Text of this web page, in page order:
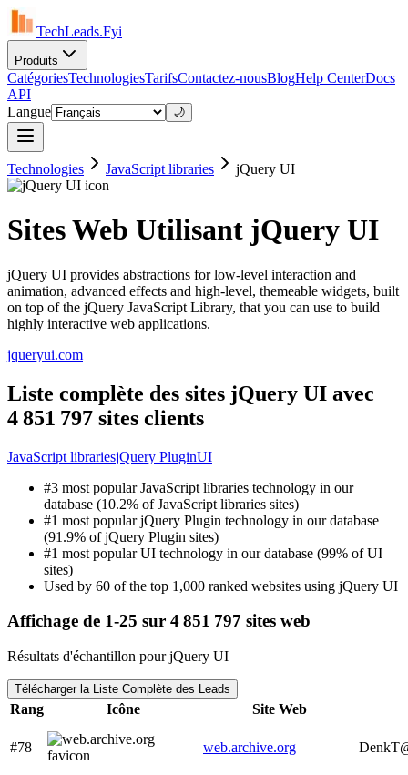
TechLeads.Fyi
Produits
CatégoriesTechnologiesTarifsContactez-nousBlogHelp CenterDocs
API
Langue
🌙
Technologies JavaScript libraries jQuery UI
Sites Web Utilisant jQuery UI
jQuery UI provides abstractions for low-level interaction and
animation, advanced effects and high-level, themeable widgets, built
on top of the jQuery JavaScript Library, that you can use to build
highly interactive web applications.
jqueryui.com
Liste complète des sites jQuery UI avec
4 851 797 sites clients
JavaScript librariesjQuery PluginUI
#3 most popular JavaScript libraries technology in our
database (10.2% of JavaScript libraries sites)
#1 most popular jQuery Plugin technology in our database
(91.9% of jQuery Plugin sites)
#1 most popular UI technology in our database (99% of UI
sites)
Used by 60 of the top 1,000 ranked websites using jQuery UI
Affichage de 1-25 sur 4 851 797 sites web
Résultats d'échantillon pour jQuery UI
Télécharger la Liste Complète des Leads
Rang Icône Site Web
#78 web.archive.org